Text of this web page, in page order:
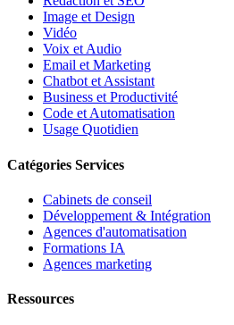
Image et Design
Vidéo
Voix et Audio
Email et Marketing
Chatbot et Assistant
Business et Productivité
Code et Automatisation
Usage Quotidien
Catégories Services
Cabinets de conseil
Développement & Intégration
Agences d'automatisation
Formations IA
Agences marketing
Ressources